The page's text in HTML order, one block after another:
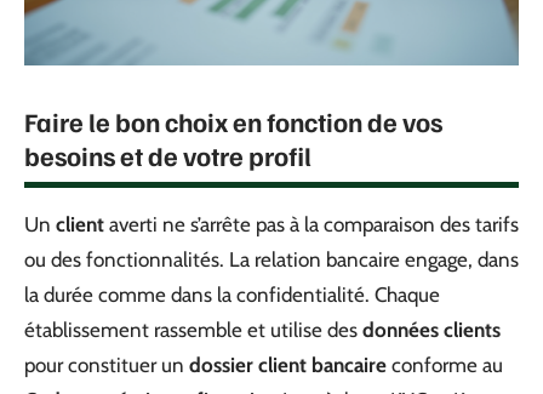
Faire le bon choix en fonction de vos
besoins et de votre profil
Un client averti ne s’arrête pas à la comparaison des tarifs
ou des fonctionnalités. La relation bancaire engage, dans
la durée comme dans la confidentialité. Chaque
établissement rassemble et utilise des données clients
pour constituer un dossier client bancaire conforme au